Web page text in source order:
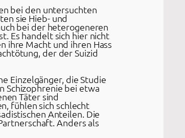
bei den untersuchten
sie Hieb- und
bei der heterogeneren
Es handelt sich hier nicht
ihre Macht und ihren Hass
der der Suizid
Einzelgänger, die Studie
Schizophrenie bei etwa
Täter sind
fühlen sich schlecht
Anteilen. Die
Anders als